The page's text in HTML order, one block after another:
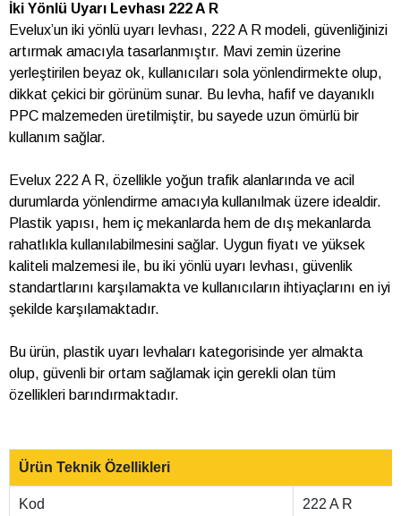
İki Yönlü Uyarı Levhası 222 A R
Evelux’un iki yönlü uyarı levhası, 222 A R modeli, güvenliğinizi
artırmak amacıyla tasarlanmıştır. Mavi zemin üzerine
yerleştirilen beyaz ok, kullanıcıları sola yönlendirmekte olup,
dikkat çekici bir görünüm sunar. Bu levha, hafif ve dayanıklı
PPC malzemeden üretilmiştir, bu sayede uzun ömürlü bir
kullanım sağlar.
Evelux 222 A R, özellikle yoğun trafik alanlarında ve acil
durumlarda yönlendirme amacıyla kullanılmak üzere idealdir.
Plastik yapısı, hem iç mekanlarda hem de dış mekanlarda
rahatlıkla kullanılabilmesini sağlar. Uygun fiyatı ve yüksek
kaliteli malzemesi ile, bu iki yönlü uyarı levhası, güvenlik
standartlarını karşılamakta ve kullanıcıların ihtiyaçlarını en iyi
şekilde karşılamaktadır.
Bu ürün, plastik uyarı levhaları kategorisinde yer almakta
olup, güvenli bir ortam sağlamak için gerekli olan tüm
özellikleri barındırmaktadır.
Ürün Teknik Özellikleri
Kod 222 A R